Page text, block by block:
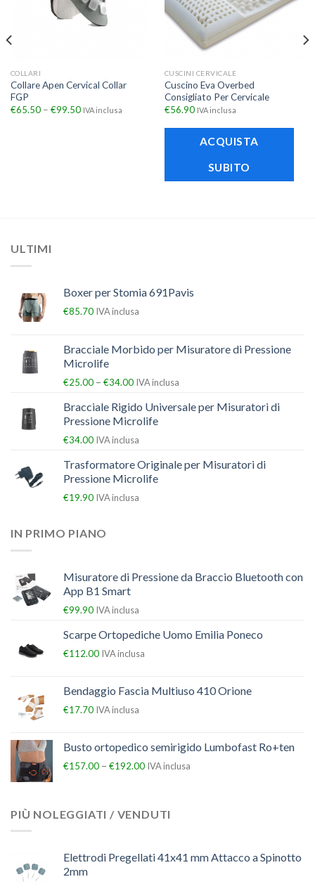
COLLARI
Collare Apen Cervical Collar
FGP
€65.50– €99.50 IVA inclusa
CUSCINI CERVICALE
Cuscino Eva Overbed
Consigliato Per Cervicale
€56.90 IVA inclusa
ACQUISTA
SUBITO
ULTIMI
Boxer per Stomia 691Pavis
€85.70 IVA inclusa
Bracciale Morbido per Misuratore di Pressione
Microlife
€25.00 – €34.00 IVA inclusa
Bracciale Rigido Universale per Misuratori di
Pressione Microlife
€34.00 IVA inclusa
Trasformatore Originale per Misuratori di
Pressione Microlife
€19.90 IVA inclusa
IN PRIMO PIANO
Misuratore di Pressione da Braccio Bluetooth con
App B1 Smart
€99.90 IVA inclusa
Scarpe Ortopediche Uomo Emilia Poneco
€112.00 IVA inclusa
Bendaggio Fascia Multiuso 410 Orione
€17.70 IVA inclusa
Busto ortopedico semirigido Lumbofast Ro+ten
€157.00 – €192.00 IVA inclusa
PIÙ NOLEGGIATI / VENDUTI
Elettrodi Pregellati 41x41 mm Attacco a Spinotto
2mm